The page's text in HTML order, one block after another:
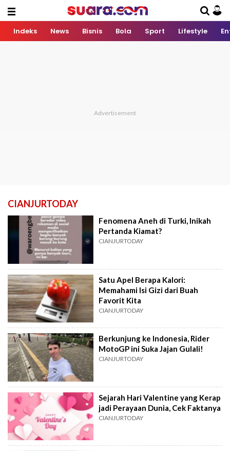
Indeks News Bisnis Bola Sport Lifestyle
CIANJURTODAY
Fenomena Aneh di Turki, Inikah
Pertanda Kiamat?
CIANJURTODAY
Satu Apel Berapa Kalori:
Memahami Isi Gizi dari Buah
Favorit Kita
CIANJURTODAY
Berkunjung ke Indonesia, Rider
MotoGP ini Suka Jajan Gulali!
CIANJURTODAY
Sejarah Hari Valentine yang Kerap
jadi Perayaan Dunia, Cek Faktanya
CIANJURTODAY